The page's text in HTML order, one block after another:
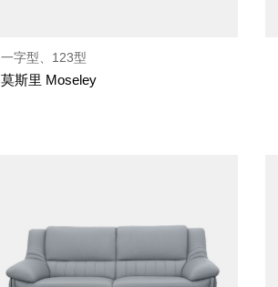
一字型、123型
莫斯里 Moseley